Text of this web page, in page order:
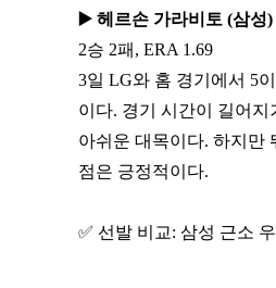
▶️ 헤르손 가라비토 (삼성)
2승 2패, ERA 1.69
3일 LG와 홈 경기에서 5
이다. 경기 시간이 길어
아쉬운 대목이다. 하지만
점은 긍정적이다.
✅ 선발 비교: 삼성 근소 우